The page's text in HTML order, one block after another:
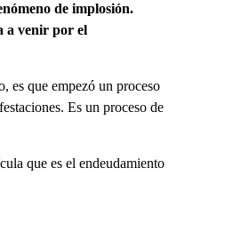
de implosión.
a venir por el
es que empezó un proceso
Es un proceso de
que es el endeudamiento